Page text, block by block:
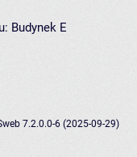
Budynek E
7.2.0.0-6 (2025-09-29)